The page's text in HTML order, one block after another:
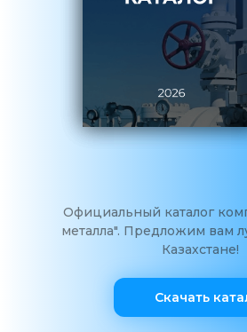
Скачать
Официальный каталог
металла". Предложим вам
Казахстане!